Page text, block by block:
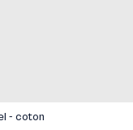
- coton